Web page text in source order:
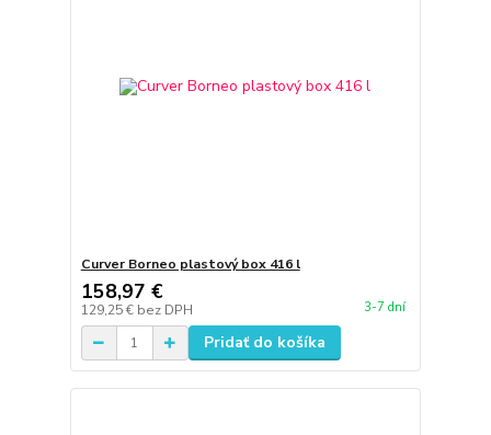
Curver Borneo plastový box 416 l
158,97 €
129,25 € bez DPH 3-7 dní
Pridať do košíka